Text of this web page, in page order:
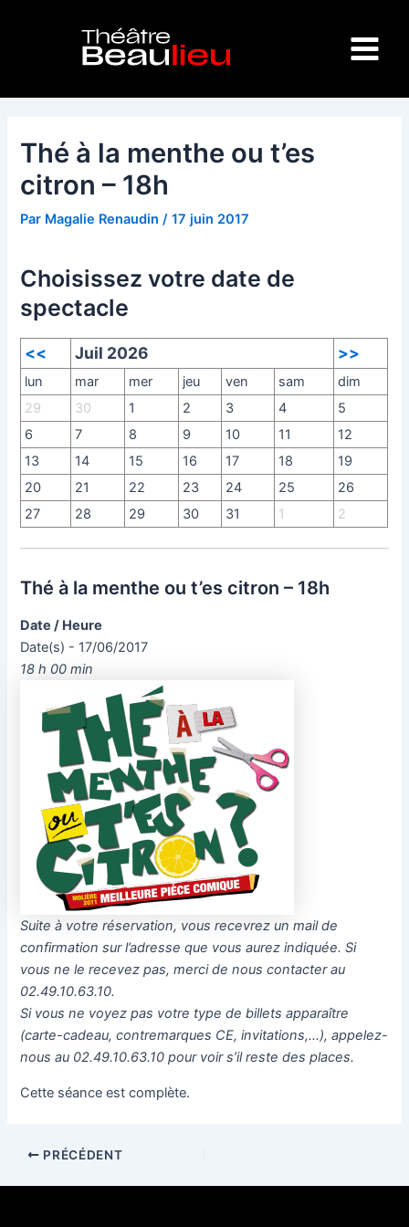
Menu
Thé à la menthe ou t’es
citron – 18h
Par Magalie Renaudin/17 juin 2017
Choisissez votre date de
spectacle
<< Juil 2026 >>
lun mar mer jeu ven sam
dim
29
30 1 2 3 4
5
6
7 8 9 10 11
12
13
14 15 16 17 18
19
20
21 22 23 24 25
26
27
28 29 30 31 1 2
Thé à la menthe ou t’es citron – 18h
Date / Heure
Date(s) - 17/06/2017
18 h 00 min
Suite à votre réservation, vous recevrez un mail de
confirmation sur l’adresse que vous aurez indiquée. Si
vous ne le recevez pas, merci de nous contacter au
02.49.10.63.10.
Si vous ne voyez pas votre type de billets apparaître
(carte-cadeau, contremarques CE, invitations,…), appelez-
nous au 02.49.10.63.10 pour voir s’il reste des places.
Cette séance est complète.
PRÉCÉDENT